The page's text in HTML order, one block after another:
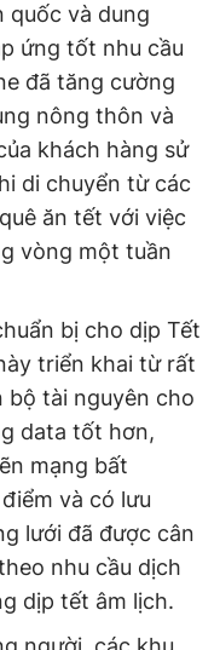
quốc và dung
ứng tốt nhu cầu
đã tăng cường
nông thôn và
khách hàng sử
di chuyển từ các
ăn tết với việc
vòng một tuần
bị cho dịp Tết
triển khai từ rất
tài nguyên cho
data tốt hơn,
mạng bất
và có lưu
lưới đã được cân
nhu cầu dịch
dịp tết âm lịch.